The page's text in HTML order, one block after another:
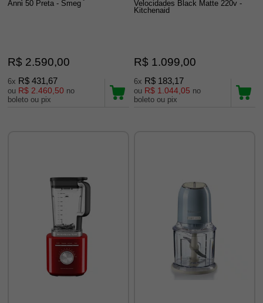
Anni 50 Preta - Smeg
R$ 2.590,00
6x R$ 431,67
ou R$ 2.460,50 no
boleto ou pix
Velocidades Black Matte 220v -
Kitchenaid
R$ 1.099,00
6x R$ 183,17
ou R$ 1.044,05 no
boleto ou pix